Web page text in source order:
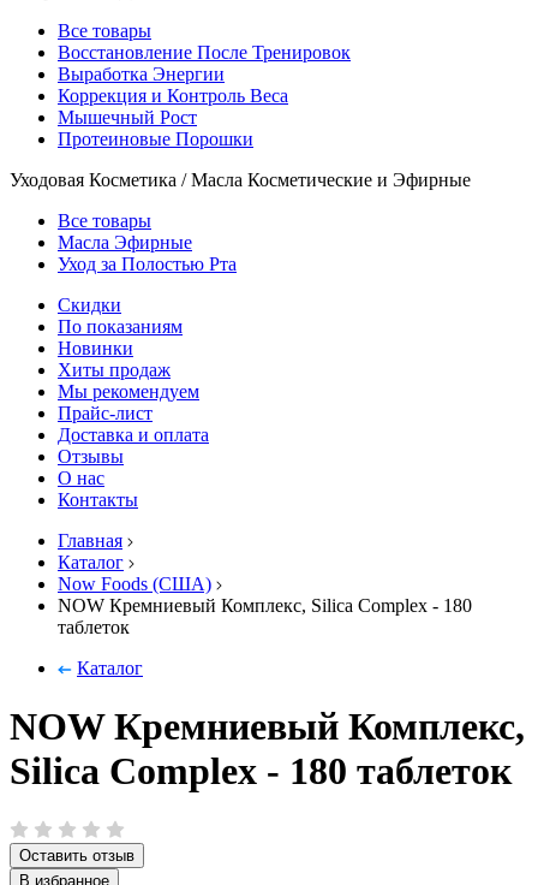
Все товары
Восстановление После Тренировок
Выработка Энергии
Коррекция и Контроль Веса
Мышечный Рост
Протеиновые Порошки
Уходовая Косметика / Масла Косметические и Эфирные
Все товары
Масла Эфирные
Уход за Полостью Рта
Скидки
По показаниям
Новинки
Хиты продаж
Мы рекомендуем
Прайс-лист
Доставка и оплата
Отзывы
О нас
Контакты
Главная
Каталог
Now Foods (США)
NOW Кремниевый Комплекс, Silica Complex - 180
таблеток
Каталог
NOW Кремниевый Комплекс,
Silica Complex - 180 таблеток
Оставить отзыв
В избранное